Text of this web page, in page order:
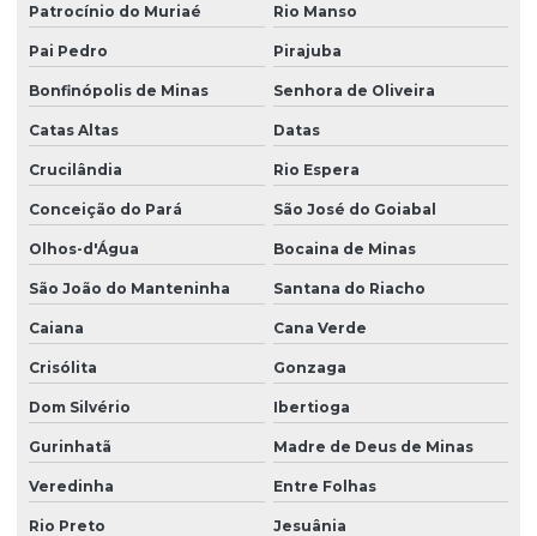
Patrocínio do Muriaé Rio Manso
Pai Pedro Pirajuba
Bonfinópolis de Minas Senhora de Oliveira
Catas Altas Datas
Crucilândia Rio Espera
Conceição do Pará São José do Goiabal
Olhos-d'Água Bocaina de Minas
São João do Manteninha Santana do Riacho
Caiana Cana Verde
Crisólita Gonzaga
Dom Silvério Ibertioga
Gurinhatã Madre de Deus de Minas
Veredinha Entre Folhas
Rio Preto Jesuânia